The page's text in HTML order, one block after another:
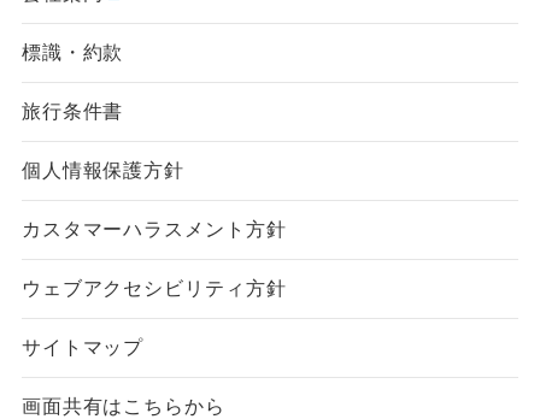
標識・約款
旅行条件書
個人情報保護方針
カスタマーハラスメント方針
ウェブアクセシビリティ方針
サイトマップ
画面共有はこちらから